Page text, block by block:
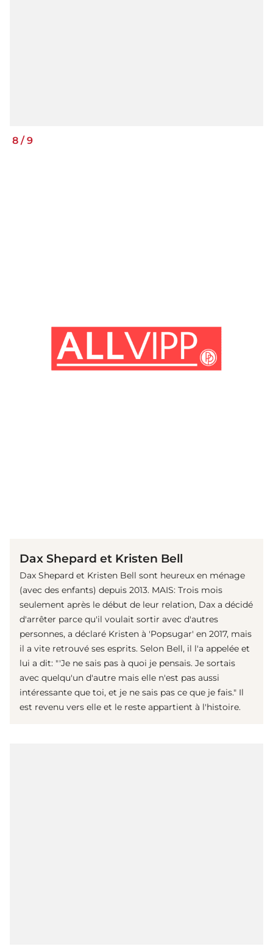
8 /9
Dax Shepard et Kristen Bell
Dax Shepard et Kristen Bell sont heureux en ménage
(avec des enfants) depuis 2013. MAIS: Trois mois
seulement après le début de leur relation, Dax a décidé
d'arrêter parce qu'il voulait sortir avec d'autres
personnes, a déclaré Kristen à 'Popsugar' en 2017, mais
il a vite retrouvé ses esprits. Selon Bell, il l'a appelée et
lui a dit: "'Je ne sais pas à quoi je pensais. Je sortais
avec quelqu'un d'autre mais elle n'est pas aussi
intéressante que toi, et je ne sais pas ce que je fais." Il
est revenu vers elle et le reste appartient à l'histoire.